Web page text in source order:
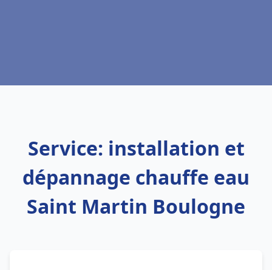
Service: installation et
dépannage chauffe eau
Saint Martin Boulogne